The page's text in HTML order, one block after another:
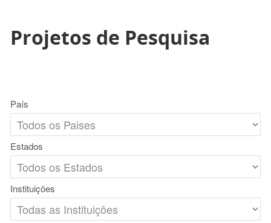
Projetos de Pesquisa
País
Estados
Instituições